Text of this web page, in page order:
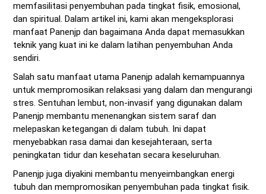
memfasilitasi penyembuhan pada tingkat fisik, emosional,
dan spiritual. Dalam artikel ini, kami akan mengeksplorasi
manfaat Panenjp dan bagaimana Anda dapat memasukkan
teknik yang kuat ini ke dalam latihan penyembuhan Anda
sendiri.
Salah satu manfaat utama Panenjp adalah kemampuannya
untuk mempromosikan relaksasi yang dalam dan mengurangi
stres. Sentuhan lembut, non-invasif yang digunakan dalam
Panenjp membantu menenangkan sistem saraf dan
melepaskan ketegangan di dalam tubuh. Ini dapat
menyebabkan rasa damai dan kesejahteraan, serta
peningkatan tidur dan kesehatan secara keseluruhan.
Panenjp juga diyakini membantu menyeimbangkan energi
tubuh dan mempromosikan penyembuhan pada tingkat fisik.